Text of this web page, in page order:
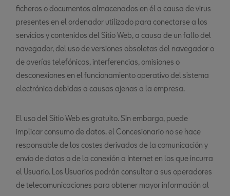
ficheros o documentos almacenados en él a causa de virus
presentes en el ordenador utilizado para conectarse a los
servicios y contenidos del Sitio Web, a causa de un fallo del
navegador, del uso de versiones obsoletas del navegador o
de averías telefónicas, interferencias, omisiones o
desconexiones en el funcionamiento operativo del sistema
electrónico debidas a causas ajenas a la empresa.
El uso del Sitio Web es gratuito. Sin embargo, puede
implicar consumo de datos. el Concesionario no se hace
responsable de los costes derivados de la comunicación y
envío de datos o de la conexión a Internet en los que incurra
el Usuario. Los Usuarios podrán consultar a sus operadores
de telecomunicaciones para obtener mayor información al